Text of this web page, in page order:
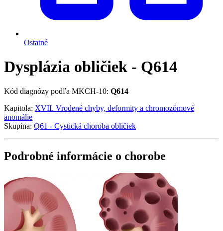
Ostatné
Dysplázia obličiek - Q614
Kód diagnózy podľa MKCH-10: Q614
Kapitola: XVII. Vrodené chyby, deformity a chromozómové
anomálie
Skupina: Q61 - Cystická choroba obličiek
Podrobné informácie o chorobe